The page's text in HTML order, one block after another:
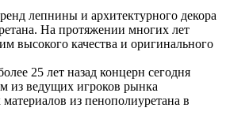
лепнины и архитектурного декора
На протяжении многих лет
высокого качества и оригинального
25 лет назад концерн сегодня
из ведущих игроков рынка
из пенополиуретана в